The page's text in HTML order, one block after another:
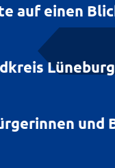
auf einen
Lüneburg
und